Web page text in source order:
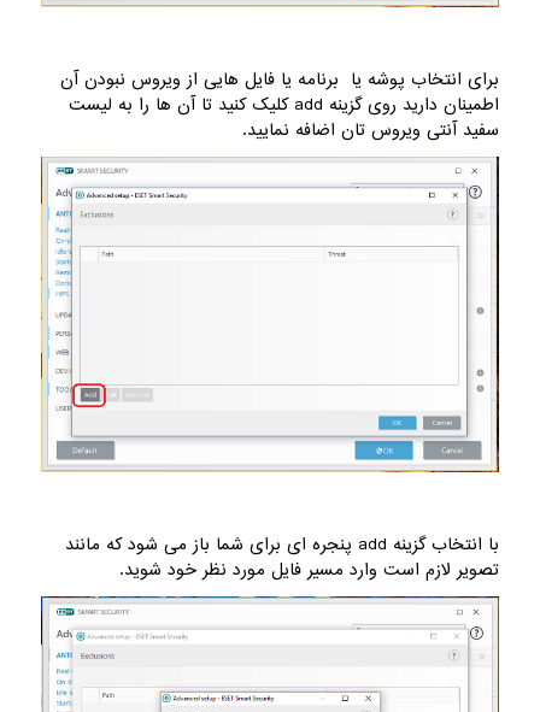
برای انتخاب پوشه یا برنامه یا فایل هایی از ویروس نبودن آن
اطمینان دارید روی گزینه add کلیک کنید تا آن ها را به لیست
سفید آنتی ویروس تان اضافه نمایید.
با انتخاب گزینه add پنجره ای برای شما باز می شود که مانند
تصویر لازم است وارد مسیر فایل مورد نظر خود شوید.